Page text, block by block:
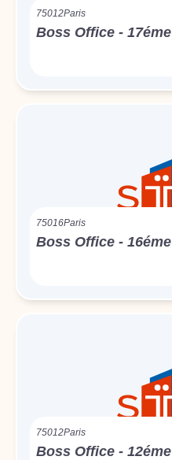
75012Paris
Boss Office - 17éme
75016Paris
Boss Office - 16éme
75012Paris
Boss Office - 12éme